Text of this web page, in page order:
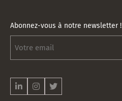
Abonnez-vous à notre newsletter !
vous
à
newsletter